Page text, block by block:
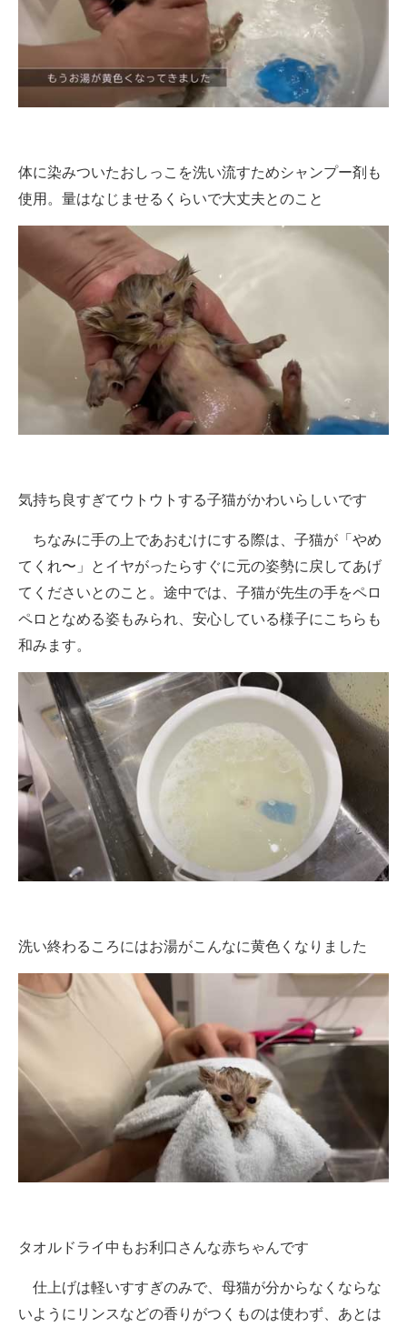
体に染みついたおしっこを洗い流すためシャンプー剤も
使用。量はなじませるくらいで大丈夫とのこと
気持ち良すぎてウトウトする子猫がかわいらしいです
ちなみに手の上であおむけにする際は、子猫が「やめ
てくれ〜」とイヤがったらすぐに元の姿勢に戻してあげ
てくださいとのこと。途中では、子猫が先生の手をペロ
ペロとなめる姿もみられ、安心している様子にこちらも
和みます。
洗い終わるころにはお湯がこんなに黄色くなりました
タオルドライ中もお利口さんな赤ちゃんです
仕上げは軽いすすぎのみで、母猫が分からなくならな
いようにリンスなどの香りがつくものは使わず、あとは